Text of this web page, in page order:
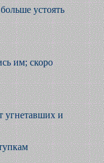
устоять
им; скоро
угнетавших и